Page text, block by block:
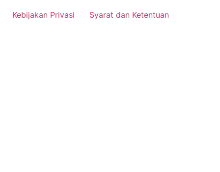
Kebijakan Privasi Syarat dan Ketentuan